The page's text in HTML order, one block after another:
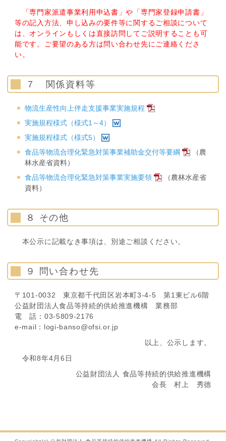
「専門家派遣事業利用申込書」や「専門家登録申請書」
等の記入方法、申し込みの要件等に関するご相談について
は、オンラインもしくは直接訪問してご説明することも可
能です。ご要望のある方は問い合わせ先にご連絡くださ
い。
７ 関係資料等
物流生産性向上伴走支援事業実施規程
実施規程様式（様式1～4）
実施規程様式（様式5）
食品等物流合理化緊急対策事業補助金交付等要綱
（農
林水産省資料）
食品等物流合理化緊急対策事業実施要領
（農林水産省
資料）
８ その他
本公示に記載なき事項は、別途ご相談ください。
９ 問い合わせ先
〒101-0032 東京都千代田区岩本町3-4-5 第1東ビル6階
公益財団法人食品等持続的供給推進機構 業務部
電 話：03-5809-2176
e-mail：logi-banso@ofsi.or.jp
以上、公示します。
令和8年4月6日
公益財団法人 食品等持続的供給推進機構
会長 村上 秀德